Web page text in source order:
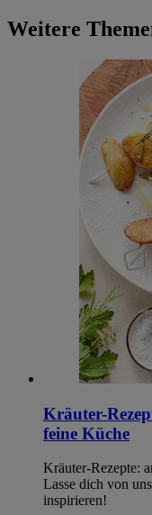
Weitere
Kräuter-
feine Küche
Kräuter-Rezepte:
Lasse dich von
inspirieren!